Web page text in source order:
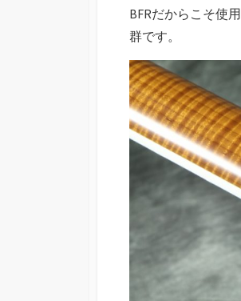
BFRだからこそ使
群です。